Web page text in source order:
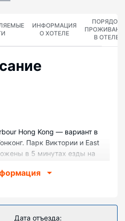
ИНФОРМАЦИЯ
О ХОТЕЛЕ
ПОРЯДОК
В ОТЕЛЕ
Hong Kong — вариант в
Парк Виктории и East
в 5 минутах езды на
Конференц-центр и
Дата отъезда: